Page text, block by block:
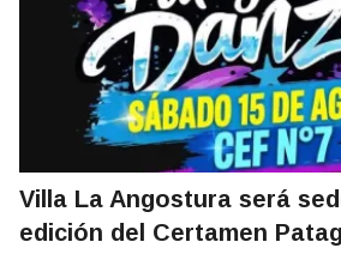
Villa La Angostura será
edición del Certamen